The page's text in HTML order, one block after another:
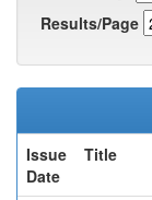
Results/Page
Issue
Date
Title